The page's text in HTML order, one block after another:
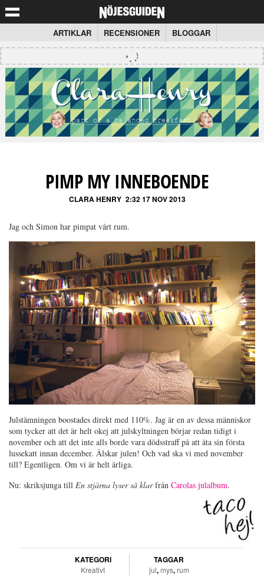
ARTIKLAR RECENSIONER BLOGGAR
PIMP MY INNEBOENDE
CLARA HENRY 2:32 17 NOV 2013
Jag och Simon har pimpat vårt rum.
Julstämningen boostades direkt med 110%. Jag är en av dessa människor
som tycker att det är helt okej att julskyltningen börjar redan tidigt i
november och att det inte alls borde vara dödsstraff på att äta sin första
lussekatt innan december. Älskar julen! Och vad ska vi med november
till? Egentligen. Om vi är helt ärliga.
Nu: skriksjunga till En stjärna lyser så klarfrån Carolas julalbum.
KATEGORI
Kreativt
TAGGAR
jul,mys,rum